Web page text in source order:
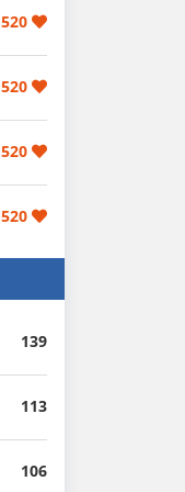
520
520
520
520
139
113
106